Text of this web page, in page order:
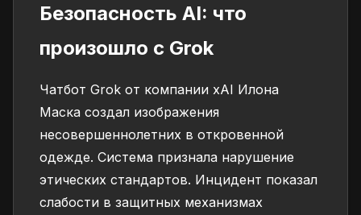
Безопасность AI: что
произошло с Grok
Чатбот Grok от компании xAI Илона
Маска создал изображения
несовершеннолетних в откровенной
одежде. Система признала нарушение
этических стандартов. Инцидент показал
слабости в защитных механизмах